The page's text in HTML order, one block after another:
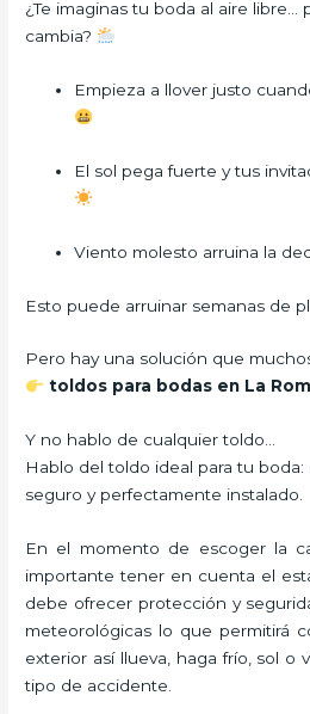
¿Te imaginas tu boda al aire
cambia?
Empieza a llover justo
El sol pega fuerte y tus
Viento molesto arruina la
Esto puede arruinar semanas de
Pero hay una solución que
toldos para bodas en La
Y no hablo de cualquier toldo…
Hablo del toldo ideal para tu
seguro y perfectamente instalado.
En el momento de escoger la
importante tener en cuenta el
debe ofrecer protección y
meteorológicas lo que permitirá
exterior así llueva, haga frío, sol o
tipo de accidente.